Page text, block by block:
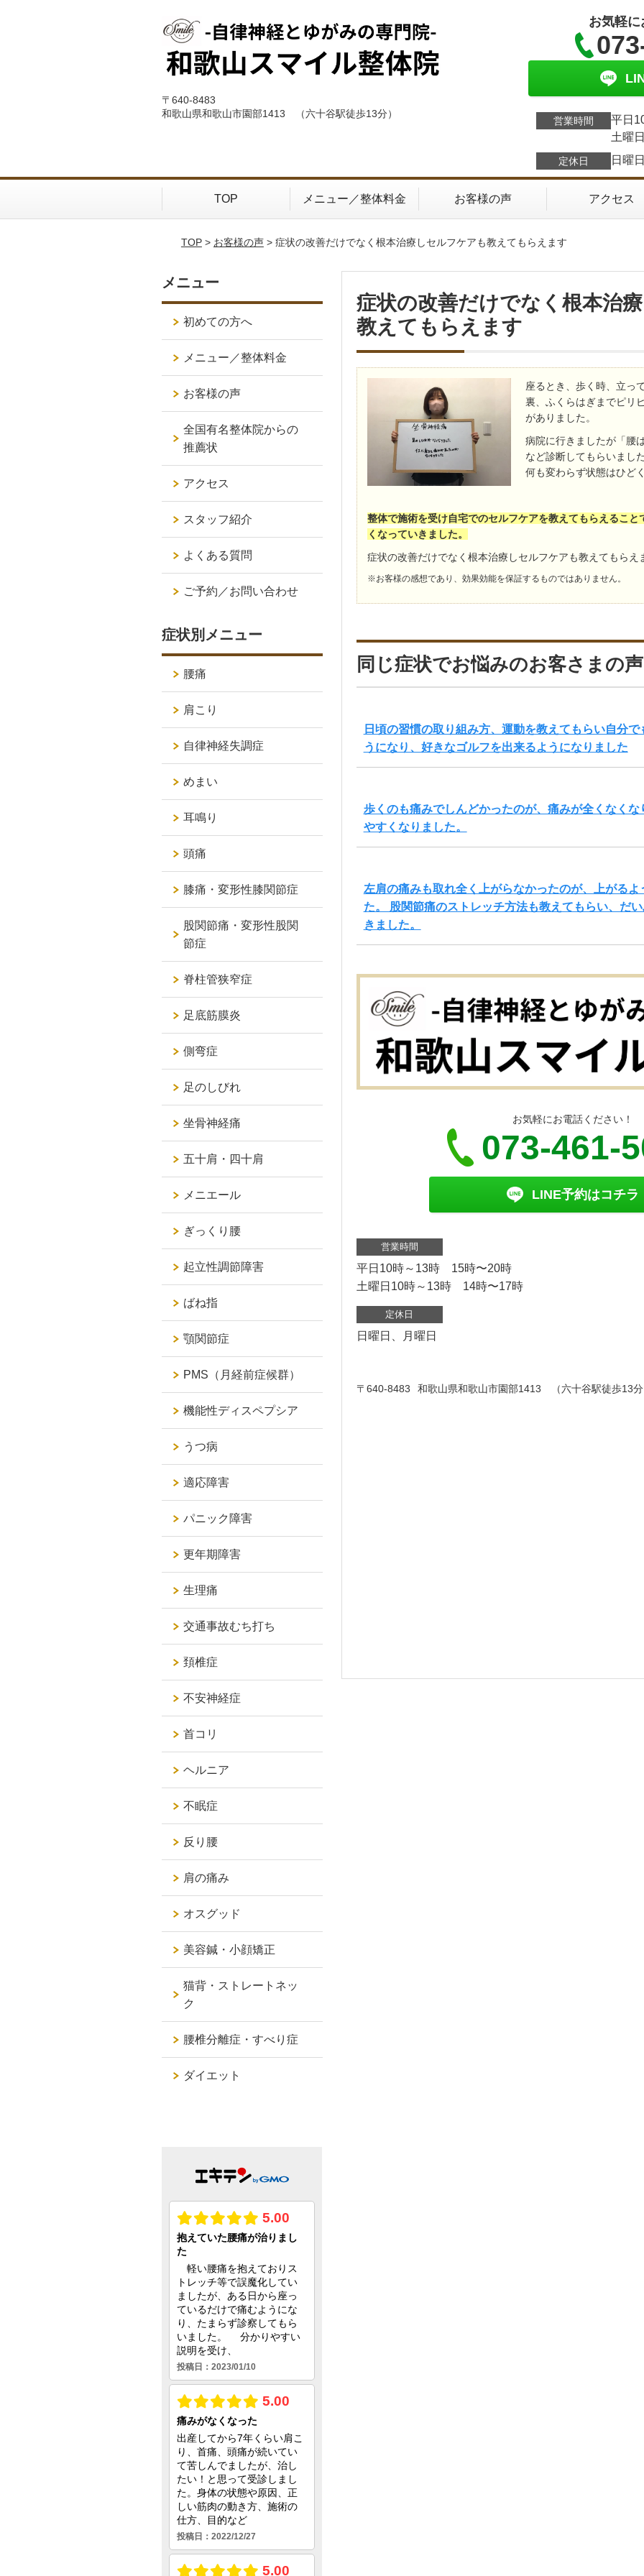
〒640-8483
和歌山県和歌山市園部1413 （六十谷駅徒歩13分）
お気軽
営業時間
平日
土曜
定休日 日曜
TOP メニュー／整体料金 お客様の声 アクセス
TOP> お客様の声> 症状の改善だけでなく根本治療しセルフケアも教えてもらえます
症状の改善だけでなく根本治
教えてもらえます
座るとき、歩く時、立っ
裏、ふくらはぎまでピリ
がありました。
病院に行きましたが「腰
など診断してもらいまし
何も変わらず状態はひど
整体で施術を受け自宅でのセルフケアを教えてもらえること
くなっていきました。
症状の改善だけでなく根本治療しセルフケアも教えてもらえ
※お客様の感想であり、効果効能を保証するものではありません。
同じ症状でお悩みのお客さまの声
日頃の習慣の取り組み方、運動を教えてもらい自分で
うになり、好きなゴルフを出来るようになりました
歩くのも痛みでしんどかったのが、痛みが全くなくな
やすくなりました。
左肩の痛みも取れ全く上がらなかったのが、上がるよ
た。 股関節痛のストレッチ方法も教えてもらい、だ
きました。
お気軽にお電話ください！
073-461-
LINE予約はコチラ
営業時間
平日10時～13時 15時〜20時
土曜日10時～13時 14時〜17時
定休日
日曜日、月曜日
〒640-8483 和歌山県和歌山市園部1413 （六十谷駅徒歩13
メニュー
初めての方へ
メニュー／整体料金
お客様の声
全国有名整体院からの
推薦状
アクセス
スタッフ紹介
よくある質問
ご予約／お問い合わせ
症状別メニュー
腰痛
肩こり
自律神経失調症
めまい
耳鳴り
頭痛
膝痛・変形性膝関節症
股関節痛・変形性股関
節症
脊柱管狭窄症
足底筋膜炎
側弯症
足のしびれ
坐骨神経痛
五十肩・四十肩
メニエール
ぎっくり腰
起立性調節障害
ばね指
顎関節症
PMS（月経前症候群）
機能性ディスペプシア
うつ病
適応障害
パニック障害
更年期障害
生理痛
交通事故むち打ち
頚椎症
不安神経症
首コリ
ヘルニア
不眠症
反り腰
肩の痛み
オスグッド
美容鍼・小顔矯正
猫背・ストレートネッ
ク
腰椎分離症・すべり症
ダイエット